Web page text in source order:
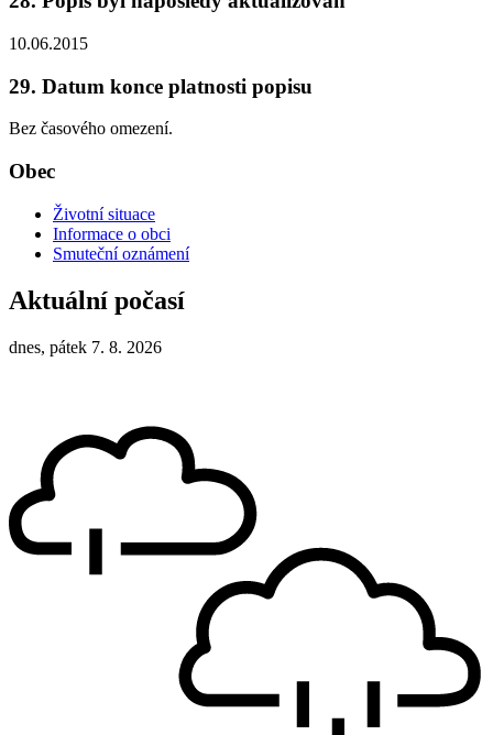
10.06.2015
29. Datum konce platnosti popisu
Bez časového omezení.
Obec
Životní situace
Informace o obci
Smuteční oznámení
Aktuální počasí
dnes, pátek 7. 8. 2026